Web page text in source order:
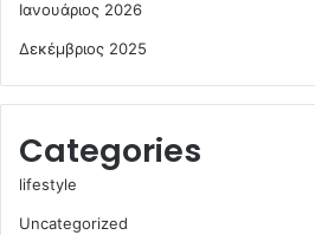
Ιανουάριος 2026
Δεκέμβριος 2025
Categories
lifestyle
Uncategorized